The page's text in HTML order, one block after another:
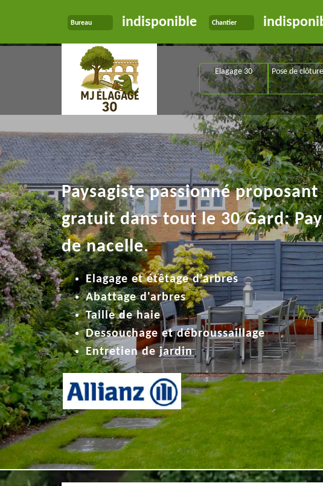
Bureau indisponible Chantier
Elagage 30 Pose de
Paysagiste passionné
gratuit dans tout le 30 Gard:
de nacelle.
Elagage et étêtage d'arbres
Abattage d'arbres
Taille de haie
Dessouchage et débroussaillage
Entretien de jardin